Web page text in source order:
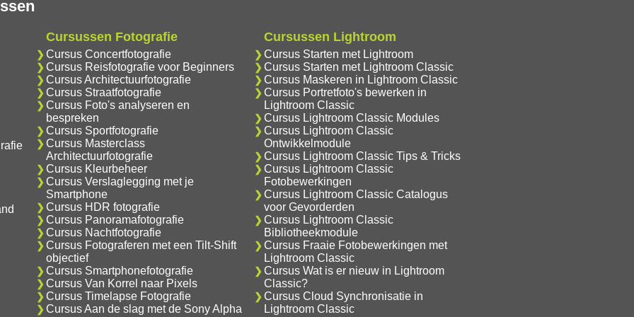
Cursussen Fotografie
Cursus Concertfotografie
Cursus Reisfotografie voor Beginners
Cursus Architectuurfotografie
Cursus Straatfotografie
Cursus Foto's analyseren en
bespreken
Cursus Sportfotografie
Cursus Masterclass
Architectuurfotografie
Cursus Kleurbeheer
Cursus Verslaglegging met je
Smartphone
Cursus HDR fotografie
Cursus Panoramafotografie
Cursus Nachtfotografie
Cursus Fotograferen met een Tilt-Shift
objectief
Cursus Smartphonefotografie
Cursus Van Korrel naar Pixels
Cursus Timelapse Fotografie
Cursus Aan de slag met de Sony Alpha
Cursussen Lightroom
Cursus Starten met Lightroom
Cursus Starten met Lightroom Classic
Cursus Maskeren in Lightroom Classic
Cursus Portretfoto's bewerken in
Lightroom Classic
Cursus Lightroom Classic Modules
Cursus Lightroom Classic
Ontwikkelmodule
Cursus Lightroom Classic Tips & Tricks
Cursus Lightroom Classic
Fotobewerkingen
Cursus Lightroom Classic Catalogus
voor Gevorderden
Cursus Lightroom Classic
Bibliotheekmodule
Cursus Fraaie Fotobewerkingen met
Lightroom Classic
Cursus Wat is er nieuw in Lightroom
Classic?
Cursus Cloud Synchronisatie in
Lightroom Classic